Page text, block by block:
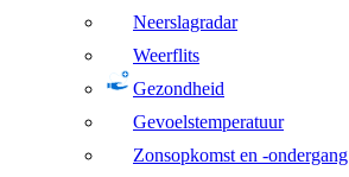
Neerslagradar
Weerflits
Gezondheid
Gevoelstemperatuur
Zonsopkomst en -ondergang